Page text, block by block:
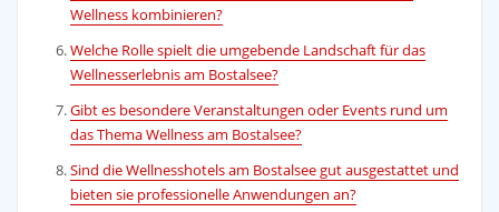
Wellness kombinieren?
Welche Rolle spielt die umgebende Landschaft für das
Wellnesserlebnis am Bostalsee?
Gibt es besondere Veranstaltungen oder Events rund um
das Thema Wellness am Bostalsee?
Sind die Wellnesshotels am Bostalsee gut ausgestattet und
bieten sie professionelle Anwendungen an?